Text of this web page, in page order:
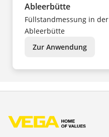
Ableerbütte
Füllstandmessung in der
Ableerbütte
Zur Anwendung